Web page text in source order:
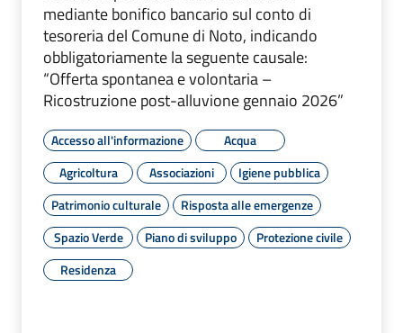
mediante bonifico bancario sul conto di
tesoreria del Comune di Noto, indicando
obbligatoriamente la seguente causale:
“Offerta spontanea e volontaria –
Ricostruzione post-alluvione gennaio 2026”
Accesso all'informazione
Acqua
Agricoltura
Associazioni
Igiene pubblica
Patrimonio culturale
Risposta alle emergenze
Spazio Verde
Piano di sviluppo
Protezione civile
Residenza